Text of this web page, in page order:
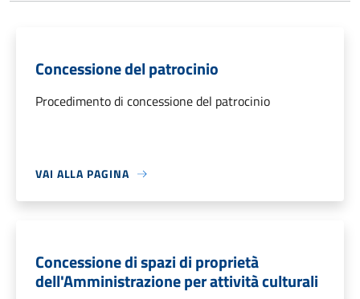
Concessione del patrocinio
Procedimento di concessione del patrocinio
VAI ALLA PAGINA
Concessione di spazi di proprietà
dell'Amministrazione per attività culturali